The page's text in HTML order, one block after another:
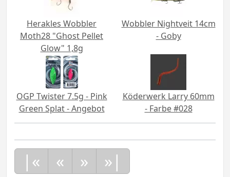
Herakles Wobbler
Moth28 "Ghost Pellet
Glow" 1,8g
Wobbler Nightveit 14cm
- Goby
OGP Twister 7.5g - Pink
Green Splat - Angebot
Köderwerk Larry 60mm
- Farbe #028
|« « » »|